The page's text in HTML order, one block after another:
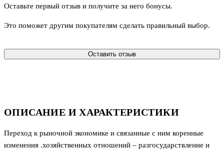
ОПИСАНИЕ И ХАРАКТЕРИСТИКИ
Переход к рыночной экономике и связанные с ним коренные
изменения .хозяйственных отношений – разгосударствление и
Оставьте первый отзыв и получите за него бонусы.
Это поможет другим покупателям сделать правильный выбор.
Оставить отзыв